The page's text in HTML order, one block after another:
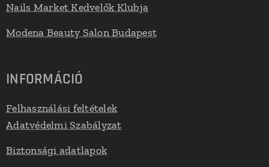
Nails Market Kedvelők Klubja
Modena Beauty Salon Budapest
INFORMÁCIÓ
Felhasználási feltételek
Adatvédelmi Szabályzat
Biztonsági adatlapok